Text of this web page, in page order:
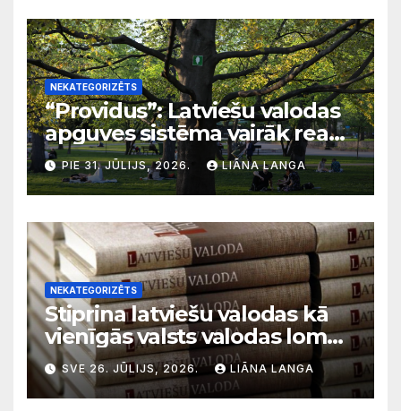
NEKATEGORIZĒTS
“Providus”: Latviešu valodas
apguves sistēma vairāk reaģē
uz krīzēm nekā ilgtermiņa
migrācijas tendencēm
PIE 31. JŪLIJS, 2026. LIĀNA LANGA
NEKATEGORIZĒTS
Stiprina latviešu valodas kā
vienīgās valsts valodas lomu
sabiedriskajos medijos
SVE 26. JŪLIJS, 2026. LIĀNA LANGA